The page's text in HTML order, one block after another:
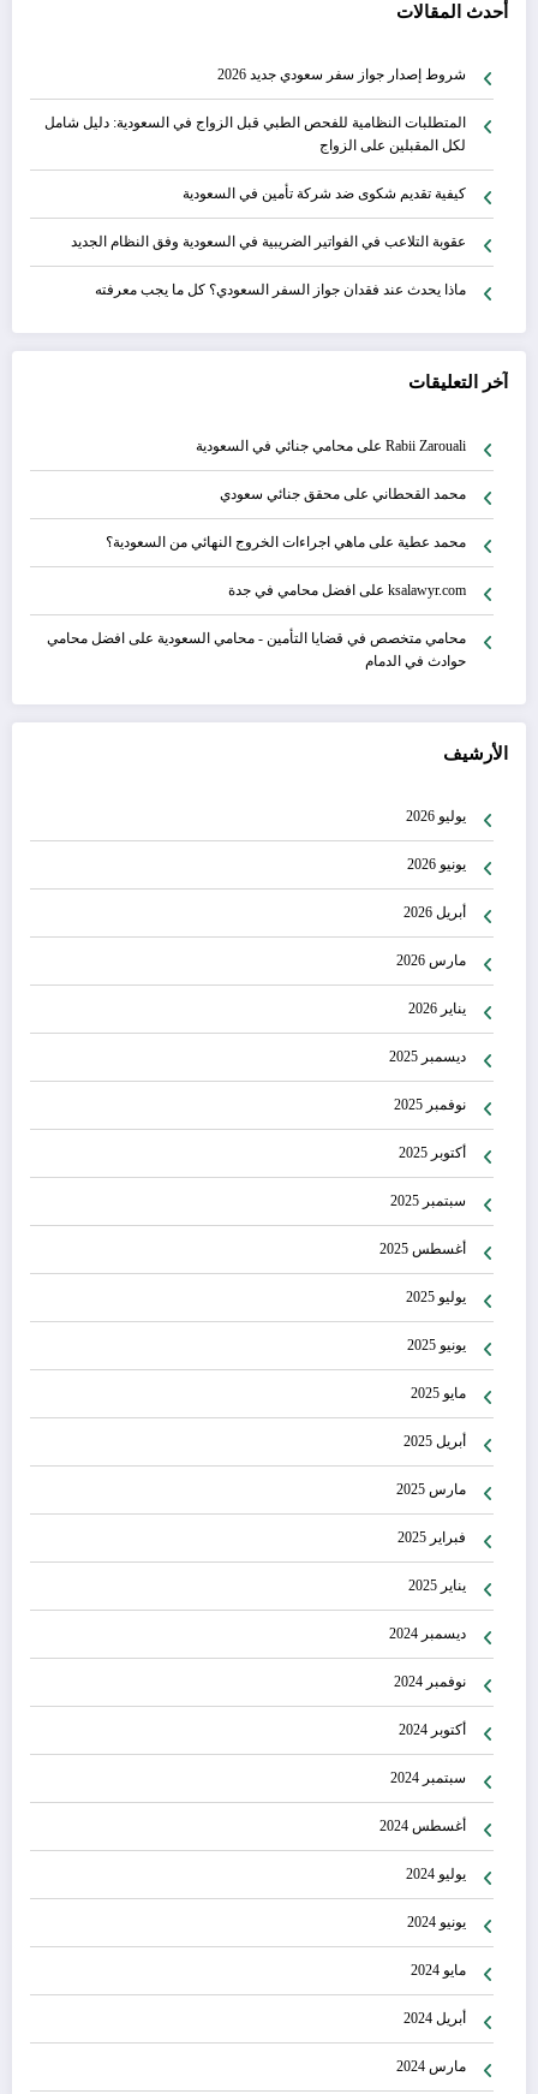
أحدث المقالات
شروط إصدار جواز سفر سعودي جديد 2026
المتطلبات النظامية للفحص الطبي قبل الزواج في السعودية: دليل شامل
لكل المقبلين على الزواج
كيفية تقديم شكوى ضد شركة تأمين في السعودية
عقوبة التلاعب في الفواتير الضريبية في السعودية وفق النظام الجديد
ماذا يحدث عند فقدان جواز السفر السعودي؟ كل ما يجب معرفته
آخر التعليقات
Rabii Zarouali على محامي جنائي في السعودية
محمد القحطاني على محقق جنائي سعودي
محمد عطية على ماهي اجراءات الخروج النهائي من السعودية؟
ksalawyr.com على افضل محامي في جدة
محامي متخصص في قضايا التأمين - محامي السعودية على افضل محامي
حوادث في الدمام
الأرشيف
يوليو 2026
يونيو 2026
أبريل 2026
مارس 2026
يناير 2026
ديسمبر 2025
نوفمبر 2025
أكتوبر 2025
سبتمبر 2025
أغسطس 2025
يوليو 2025
يونيو 2025
مايو 2025
أبريل 2025
مارس 2025
فبراير 2025
يناير 2025
ديسمبر 2024
نوفمبر 2024
أكتوبر 2024
سبتمبر 2024
أغسطس 2024
يوليو 2024
يونيو 2024
مايو 2024
أبريل 2024
مارس 2024